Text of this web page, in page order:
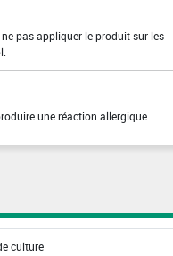
pas appliquer le produit sur les
une réaction allergique.